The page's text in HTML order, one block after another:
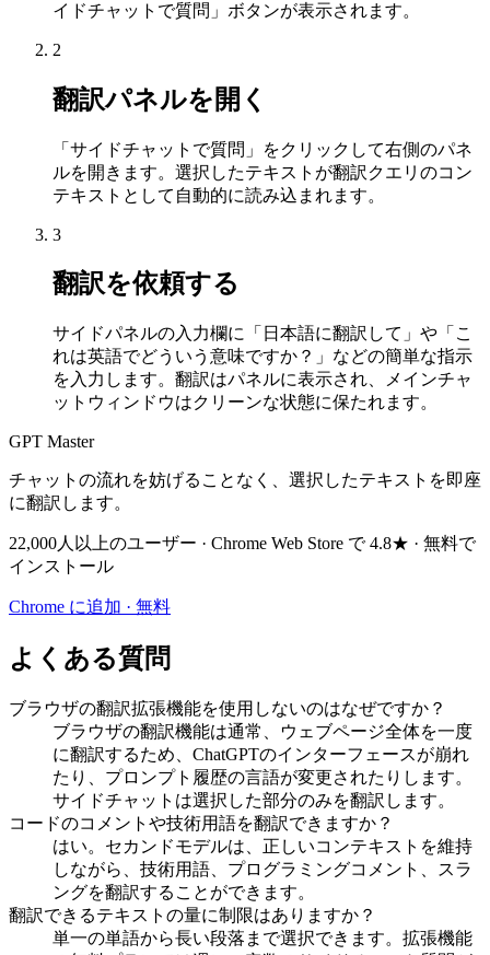
イドチャットで質問」ボタンが表示されます。
2
翻訳パネルを開く
「サイドチャットで質問」をクリックして右側のパネ
ルを開きます。選択したテキストが翻訳クエリのコン
テキストとして自動的に読み込まれます。
3
翻訳を依頼する
サイドパネルの入力欄に「日本語に翻訳して」や「こ
れは英語でどういう意味ですか？」などの簡単な指示
を入力します。翻訳はパネルに表示され、メインチャ
ットウィンドウはクリーンな状態に保たれます。
GPT Master
チャットの流れを妨げることなく、選択したテキストを即座
に翻訳します。
22,000人以上のユーザー · Chrome Web Store で 4.8★ · 無料で
インストール
Chrome に追加 · 無料
よくある質問
ブラウザの翻訳拡張機能を使用しないのはなぜですか？
ブラウザの翻訳機能は通常、ウェブページ全体を一度
に翻訳するため、ChatGPTのインターフェースが崩れ
たり、プロンプト履歴の言語が変更されたりします。
サイドチャットは選択した部分のみを翻訳します。
コードのコメントや技術用語を翻訳できますか？
はい。セカンドモデルは、正しいコンテキストを維持
しながら、技術用語、プログラミングコメント、スラ
ングを翻訳することができます。
翻訳できるテキストの量に制限はありますか？
単一の単語から長い段落まで選択できます。拡張機能